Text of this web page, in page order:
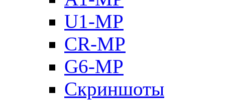
U1-MP
CR-MP
G6-MP
Скриншоты